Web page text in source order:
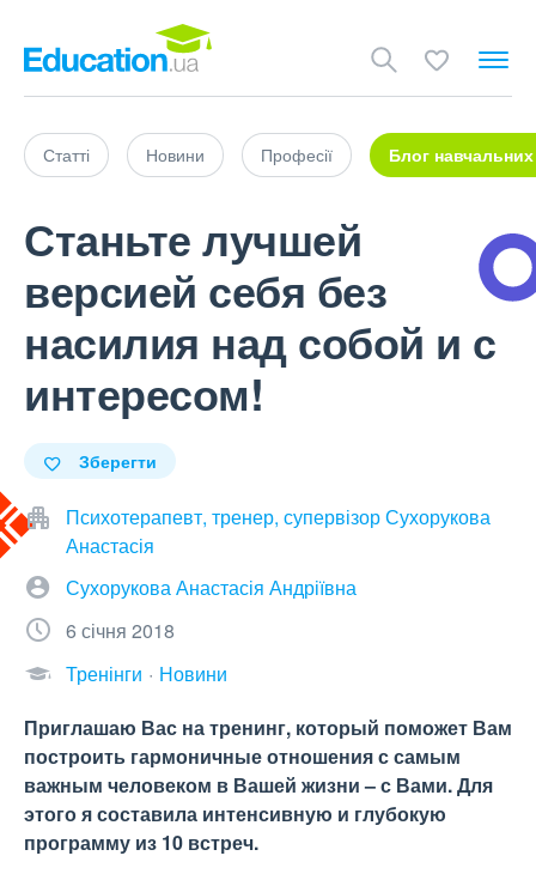
Статті Новини Професії Блог навчальних
Станьте лучшей
версией себя без
насилия над собой и с
интересом!
Зберегти
Психотерапевт, тренер, супервізор Сухорукова
Анастасія
Сухорукова Анастасія Андріївна
6 січня 2018
Тренінги
Новини
Приглашаю Вас на тренинг, который поможет Вам
построить гармоничные отношения с самым
важным человеком в Вашей жизни – с Вами. Для
этого я составила интенсивную и глубокую
программу из 10 встреч.